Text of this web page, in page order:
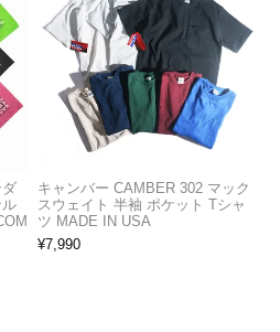
キャンバー CAMBER 302 マック
スウェイト 半袖 ポケット Tシャ
ツ MADE IN USA
¥7,990